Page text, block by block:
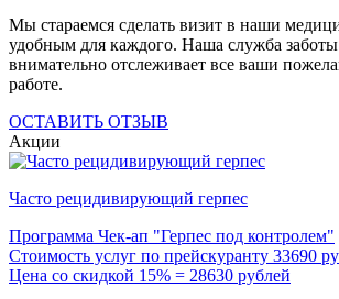
Мы стараемся сделать визит в наши
удобным для каждого. Наша служба
внимательно отслеживает все ваши
работе.
ОСТАВИТЬ ОТЗЫВ
Акции
Часто рецидивирующий герпес
Программа Чек-ап "Герпес под контролем"
Стоимость услуг по прейскуранту 33690
Цена со скидкой 15% = 28630 рублей